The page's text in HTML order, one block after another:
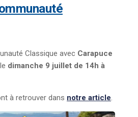
Classique avec Carapuce
dimanche 9 juillet de 14h à
à retrouver dans notre article.